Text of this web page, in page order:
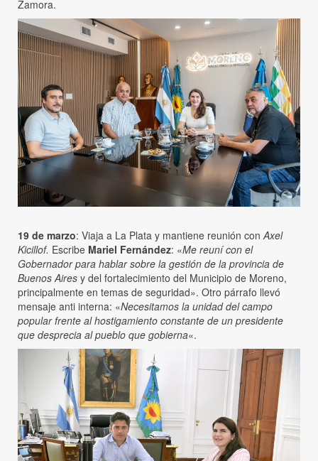
Zamora.
19 de marzo: Viaja a La Plata y mantiene reunión con Axel
Kicillof. Escribe Mariel Fernández: «Me reuní con el
Gobernador para hablar sobre la gestión de la provincia de
Buenos Aires y del fortalecimiento del Municipio de Moreno,
principalmente en temas de seguridad». Otro párrafo llevó
mensaje anti interna: «Necesitamos la unidad del campo
popular frente al hostigamiento constante de un presidente
que desprecia al pueblo que gobierna«.